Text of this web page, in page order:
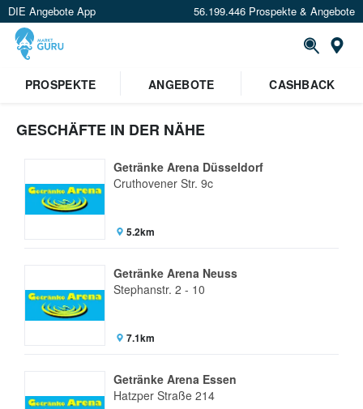
DIE Angebote App 56.199.446 Prospekte & Angebote
PROSPEKTE
ANGEBOTE CASHBACK
GESCHÄFTE IN DER NÄHE
Getränke Arena Düsseldorf
Cruthovener Str. 9c
5.2km
Getränke Arena Neuss
Stephanstr. 2 - 10
7.1km
Getränke Arena Essen
Hatzper Straße 214